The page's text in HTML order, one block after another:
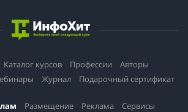
Каталог курсов Профессии
Авторы
Журнал Подарочный сертификат
Размещение Реклама
Сервисы